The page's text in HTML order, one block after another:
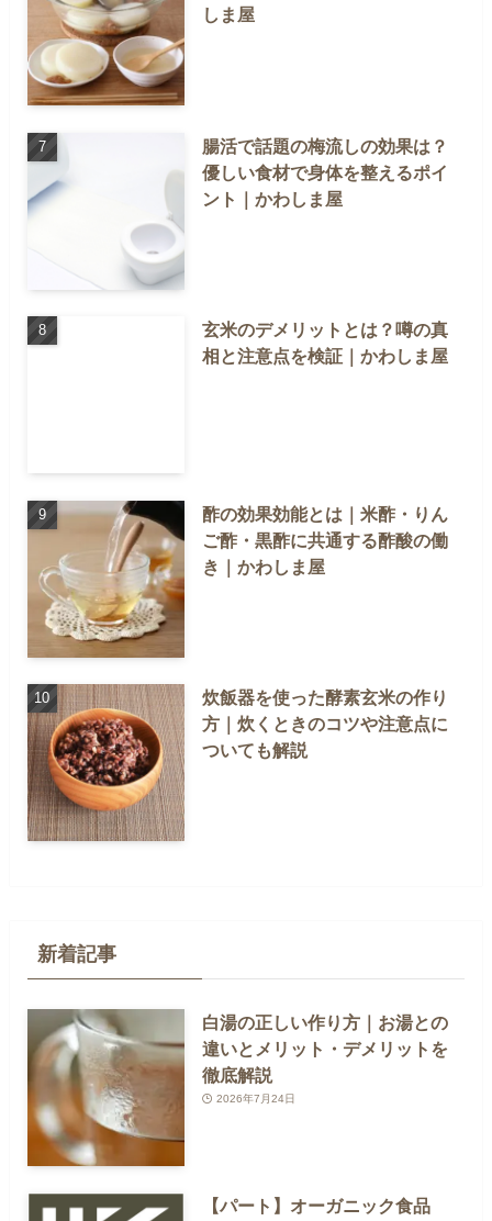
しま屋
腸活で話題の梅流しの効果は？
優しい食材で身体を整えるポイ
ント｜かわしま屋
玄米のデメリットとは？噂の真
相と注意点を検証｜かわしま屋
酢の効果効能とは｜米酢・りん
ご酢・黒酢に共通する酢酸の働
き｜かわしま屋
炊飯器を使った酵素玄米の作り
方｜炊くときのコツや注意点に
ついても解説
新着記事
白湯の正しい作り方｜お湯との
違いとメリット・デメリットを
徹底解説
2026年7月24日
【パート】オーガニック食品